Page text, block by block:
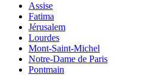
Assise
Fatima
Jérusalem
Lourdes
Mont-Saint-Michel
Notre-Dame de Paris
Pontmain